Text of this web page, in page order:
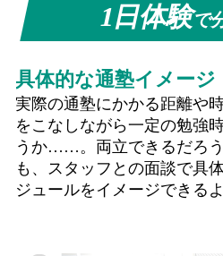
1日体験で
具体的な通塾イメージ
実際の通塾にかかる距離や
をこなしながら一定の勉強
うか……。両立できるだろ
も、スタッフとの面談で具
ジュールをイメージできる